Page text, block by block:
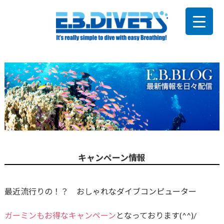
キャンペーン情報
最近流行りの！？ おしゃれなダイブコンピューター
ガーミンもお得なキャンペーン となっております(^^)/